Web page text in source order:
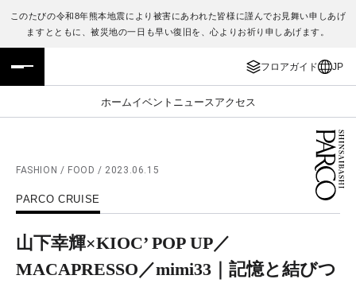
このたびの令和8年熊本地震により被害にあわれた皆様に謹んでお見舞い申しあげ
ますとともに、被災地の一日も早い復旧を、心よりお祈り申しあげます。
フロアガイド JP
ホームイベント ニュース アクセス
フロアガイド
施設案内・アクセス
レストラン・カフェ
TAX FREE
ENGLISH
繁体字
ภาษาไทย
日本語
FASHION / FOOD / 2023.06.15
PARCO CRUISE
山下幸輝×KIOC’ POP UP／
MACAPRESSO／mimi33｜記憶と結びつ